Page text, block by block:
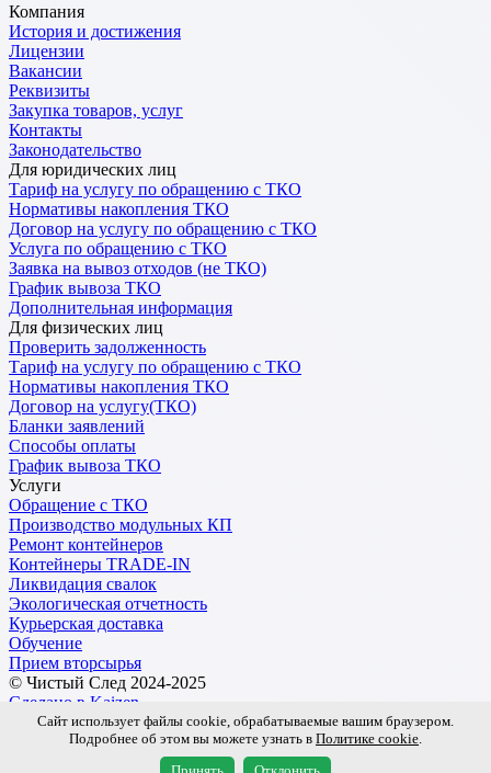
Компания
История и достижения
Лицензии
Вакансии
Реквизиты
Закупка товаров, услуг
Контакты
Законодательство
Для юридических лиц
Тариф на услугу по обращению с ТКО
Нормативы накопления ТКО
Договор на услугу по обращению с ТКО
Услуга по обращению с ТКО
Заявка на вывоз отходов (не ТКО)
График вывоза ТКО
Дополнительная информация
Для физических лиц
Проверить задолженность
Тариф на услугу по обращению с ТКО
Нормативы накопления ТКО
Договор на услугу(ТКО)
Бланки заявлений
Способы оплаты
График вывоза ТКО
Услуги
Обращение с ТКО
Производство модульных КП
Ремонт контейнеров
Контейнеры TRADE-IN
Ликвидация свалок
Экологическая отчетность
Курьерская доставка
Обучение
Прием вторсырья
© Чистый След 2024-2025
Сделано в Kaizen
Обработка персональных данных
Пользовательское соглашение
Сайт использует файлы cookie, обрабатываемые вашим браузером.
Подробнее об этом вы можете узнать в Политике cookie.